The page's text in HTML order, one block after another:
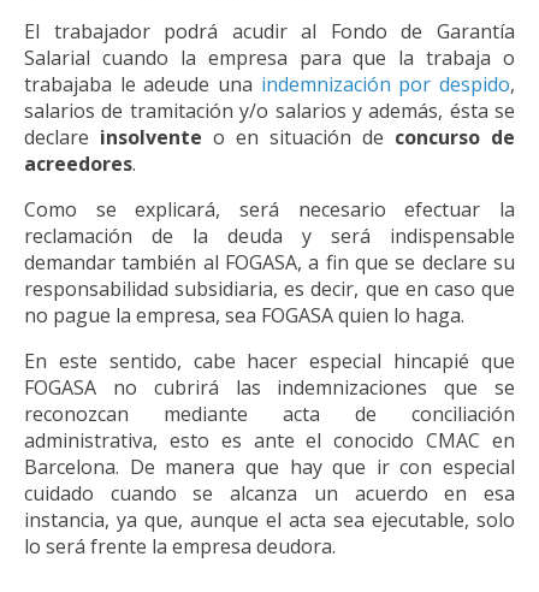
El trabajador podrá acudir al Fondo de Garantía
Salarial cuando la empresa para que la trabaja o
trabajaba le adeude una indemnización por despido,
salarios de tramitación y/o salarios y además, ésta se
declare insolvente o en situación de concurso de
acreedores.
Como se explicará, será necesario efectuar la
reclamación de la deuda y será indispensable
demandar también al FOGASA, a fin que se declare su
responsabilidad subsidiaria, es decir, que en caso que
no pague la empresa, sea FOGASA quien lo haga.
En este sentido, cabe hacer especial hincapié que
FOGASA no cubrirá las indemnizaciones que se
reconozcan mediante acta de conciliación
administrativa, esto es ante el conocido CMAC en
Barcelona. De manera que hay que ir con especial
cuidado cuando se alcanza un acuerdo en esa
instancia, ya que, aunque el acta sea ejecutable, solo
lo será frente la empresa deudora.